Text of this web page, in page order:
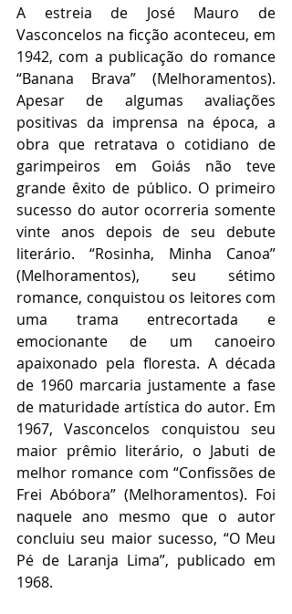
A estreia de José Mauro de
Vasconcelos na ficção aconteceu, em
1942, com a publicação do romance
“Banana Brava” (Melhoramentos).
Apesar de algumas avaliações
positivas da imprensa na época, a
obra que retratava o cotidiano de
garimpeiros em Goiás não teve
grande êxito de público. O primeiro
sucesso do autor ocorreria somente
vinte anos depois de seu debute
literário. “Rosinha, Minha Canoa”
(Melhoramentos), seu sétimo
romance, conquistou os leitores com
uma trama entrecortada e
emocionante de um canoeiro
apaixonado pela floresta. A década
de 1960 marcaria justamente a fase
de maturidade artística do autor. Em
1967, Vasconcelos conquistou seu
maior prêmio literário, o Jabuti de
melhor romance com “Confissões de
Frei Abóbora” (Melhoramentos). Foi
naquele ano mesmo que o autor
concluiu seu maior sucesso, “O Meu
Pé de Laranja Lima”, publicado em
1968.